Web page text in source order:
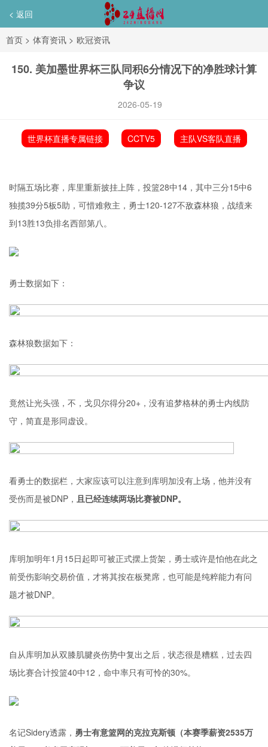
< 返回
首页 > 体育资讯 > 欧冠资讯
150. 美加墨世界杯三队同积6分情况下的净胜球计算
争议
2026-05-19
世界杯直播专属链接 CCTV5 主队VS客队直播
时隔五场比赛，库里重新披挂上阵，投篮28中14，其中三分15中6
独揽39分5板5助，可惜难救主，勇士120-127不敌森林狼，战绩来
到13胜13负排名西部第八。
勇士数据如下：
森林狼数据如下：
竟然让光头强，不，戈贝尔得分20+，没有追梦格林的勇士内线防
守，简直是形同虚设。
看勇士的数据栏，大家应该可以注意到库明加没有上场，他并没有
受伤而是被DNP， 且已经连续两场比赛被DNP。
库明加明年1月15日起即可被正式摆上货架，勇士或许是怕他在此之
前受伤影响交易价值，才将其按在板凳席，也可能是纯粹能力有问
题才被DNP。
自从库明加从双膝肌腱炎伤势中复出之后，状态很是糟糕，过去四
场比赛合计投篮40中12，命中率只有可怜的30%。
名记Sidery透露， 勇士有意篮网的克拉克斯顿 （本赛季薪资2535万